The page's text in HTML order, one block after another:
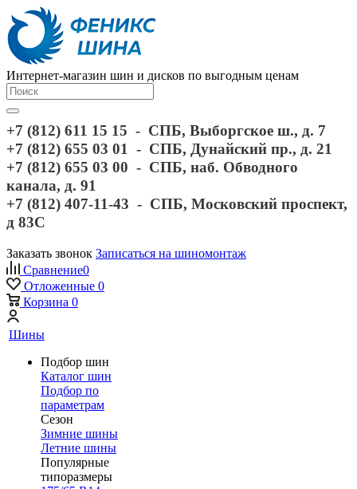
Интернет-магазин шин и дисков по выгодным ценам
+7 (812) 611 15 15 - СПБ, Выборгское ш., д. 7
+7 (812) 655 03 01 - СПБ, Дунайский пр., д. 21
+7 (812) 655 03 00 - СПБ, наб. Обводного
канала, д. 91
+7 (812) 407-11-43 - СПБ, Московский проспект,
д 83С
Заказать звонок Записаться на шиномонтаж
Сравнение0
Отложенные 0
Корзина 0
Шины
Подбор шин
Каталог шин
Подбор по
параметрам
Сезон
Зимние шины
Летние шины
Популярные
типоразмеры